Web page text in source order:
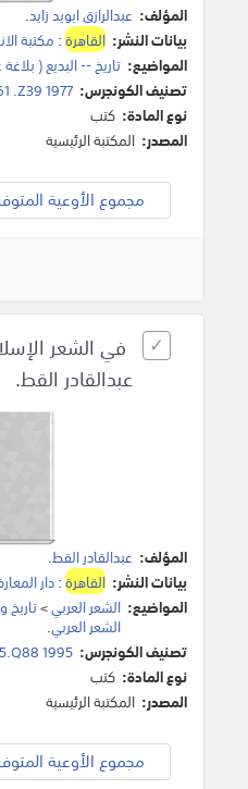
المؤلف: عبدالرازق ابويد زايد.
بيانات النشر: القاهرة: مكتبة
المواضيع: تاريخ -- البديع (
تصنيف الكونجرس: .Z39 1977
نوع المادة: كتب
المصدر: المكتبة الرئيسية
مجموع الأوعية
في الشعر
عبدالقادر القط.
المؤلف: عبدالقادر القط.
بيانات النشر: القاهرة:دار
المواضيع: الشعر العربي>تاريخ
الشعر العربي.
تصنيف الكونجرس: 1995
نوع المادة: كتب
المصدر: المكتبة الرئيسية
مجموع الأوعية